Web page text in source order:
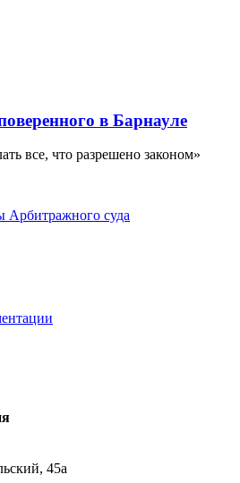
в Барнауле
все, что разрешено законом»
Арбитражного суда
45а